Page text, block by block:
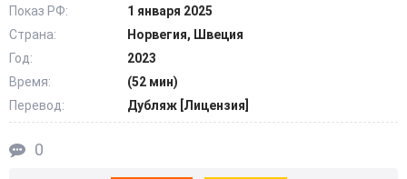
Показ РФ:
1 января 2025
Страна:
Норвегия, Швеция
Год:
2023
Время:
(52 мин)
Перевод:
Дубляж [Лицензия]
0